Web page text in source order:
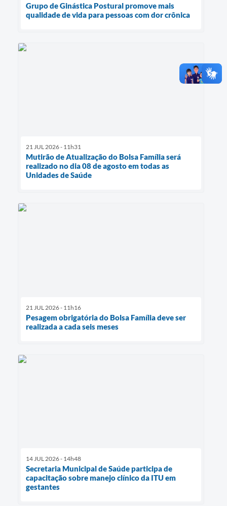
Grupo de Ginástica Postural promove mais
qualidade de vida para pessoas com dor crônica
21 JUL 2026 - 11h31
Mutirão de Atualização do Bolsa Família será
realizado no dia 08 de agosto em todas as
Unidades de Saúde
21 JUL 2026 - 11h16
Pesagem obrigatória do Bolsa Família deve ser
realizada a cada seis meses
14 JUL 2026 - 14h48
Secretaria Municipal de Saúde participa de
capacitação sobre manejo clínico da ITU em
gestantes